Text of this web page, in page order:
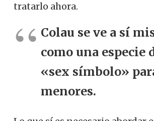
tratarlo ahora.
Colau se ve a sí
como una especie
«sex símbolo»
menores.